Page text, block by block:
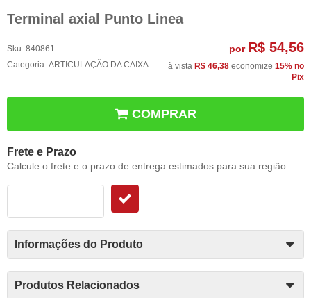
Terminal axial Punto Linea
Sku: 840861
Categoria: ARTICULAÇÃO DA CAIXA
por R$ 54,56
à vista R$ 46,38 economize 15% no
Pix
COMPRAR
Frete e Prazo
Calcule o frete e o prazo de entrega estimados para sua região:
Informações do Produto
Produtos Relacionados